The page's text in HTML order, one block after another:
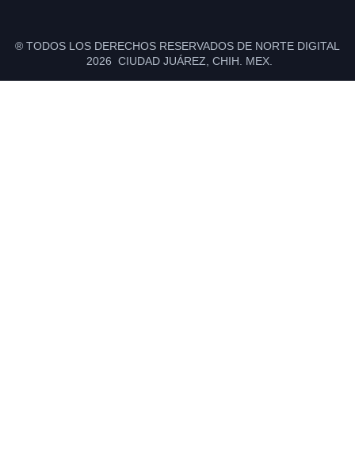
® TODOS LOS DERECHOS RESERVADOS DE NORTE DIGITAL
2026 CIUDAD JUÁREZ, CHIH. MEX.